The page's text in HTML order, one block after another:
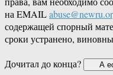
на EMAIL
содержащей спорный
сроки устранено,
Дочитал до конца?